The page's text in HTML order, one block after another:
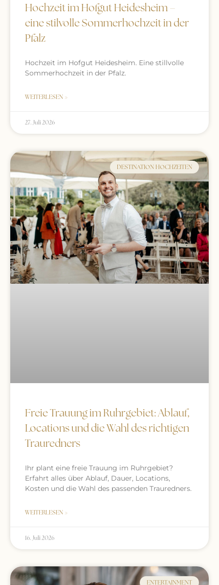
Hochzeit im Hofgut Heidesheim –
eine stilvolle Sommerhochzeit in der
Pfalz
Hochzeit im Hofgut Heidesheim. Eine stillvolle
Sommerhochzeit in der Pfalz.
WEITERLESEN »
27. Juli 2026
DESTINATION HOCHZEITEN
Freie Trauung im Ruhrgebiet: Ablauf,
Locations und die Wahl des richtigen
Trauredners
Ihr plant eine freie Trauung im Ruhrgebiet?
Erfahrt alles über Ablauf, Dauer, Locations,
Kosten und die Wahl des passenden Trauredners.
WEITERLESEN »
16. Juli 2026
ENTERTAINMENT